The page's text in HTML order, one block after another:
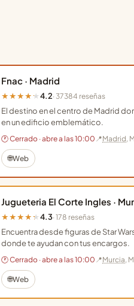
Fnac · Madrid
★★★★★ 4.2· 37384 reseñas
El destino en el centro de Madrid
en un edificio emblemático.
🕐 Cerrado · abre a las 10:00 📍Madrid,
🌐Web
Jugueteria El Corte Ingles ·
★★★★★ 4.3· 178 reseñas
Encuentra desde figuras de Star
donde te ayudan con tus encargos.
🕐 Cerrado · abre a las 10:00 📍Murcia,
🌐Web